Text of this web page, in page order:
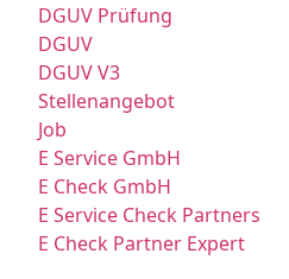
DGUV Prüfung
DGUV
DGUV V3
Stellenangebot
Job
E Service GmbH
E Check GmbH
E Service Check Partners
E Check Partner Expert